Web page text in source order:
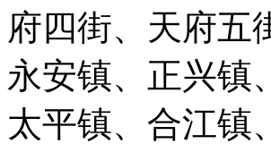
府四街、天府五
永安镇、正兴镇
太平镇、合江镇